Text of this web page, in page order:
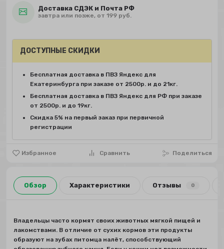
Доставка СДЭК и Почта РФ
завтра или позже, от 199 руб.
Избранное Сравнить Поделиться
ДОСТУПНЫЕ СКИДКИ
Бесплатная доставка в ПВЗ Яндекс для
Екатеринбурга при заказе от 2500р. и до 21кг.
Бесплатная доставка в ПВЗ Яндекс для РФ при заказе
от 2500р. и до 19кг.
Скидка 5% на первый заказ при первичной
регистрации
Обзор Характеристики Отзывы 0
Владельцы часто кормят своих животных мягкой пищей и
лакомствами. В отличие от сухих кормов эти продукты
образуют на зубах питомца налёт, способствующий